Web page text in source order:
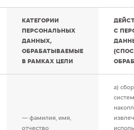
КАТЕГОРИИ
ПЕРСОНАЛЬНЫХ
ДАННЫХ,
ОБРАБАТЫВАЕМЫЕ
В РАМКАХ ЦЕЛИ
С
— фамилия, имя,
отчество
a)